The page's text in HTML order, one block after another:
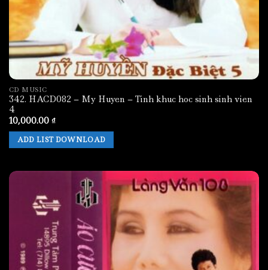
CD MUSIC
342. HACD082 – My Huyen – Tinh khuc hoc sinh sinh vien
4
10,000.00 ₫
ADD LIST DOWNLOAD